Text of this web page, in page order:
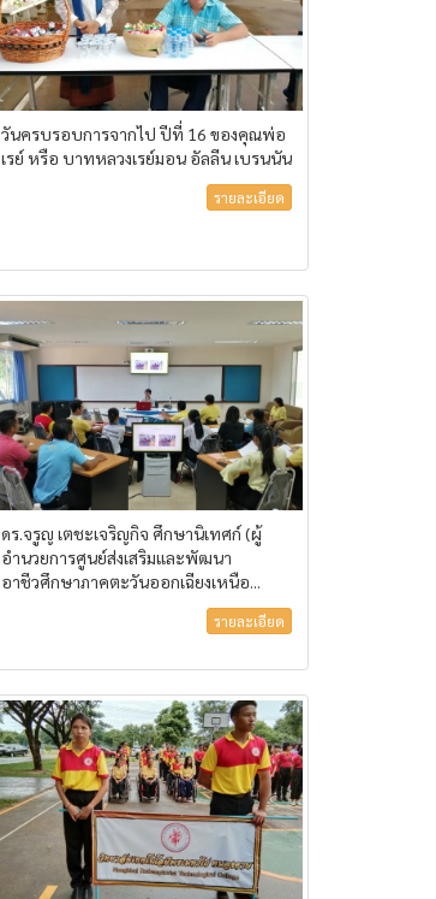
วันครบรอบการจากไป ปีที่ 16 ของคุณพ่อ
เรย์ หรือ บาทหลวงเรย์มอน อัลลีน เบรนนัน
รายละเอียด
ดร.จรูญ เตชะเจริญกิจ ศึกษานิเทศก์ (ผู้
อำนวยการศูนย์ส่งเสริมและพัฒนา
อาชีวศึกษาภาคตะวันออกเฉียงเหนือ...
รายละเอียด